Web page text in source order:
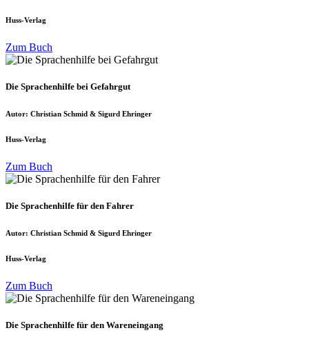
Huss-Verlag
Zum Buch
Die Sprachenhilfe bei Gefahrgut
Autor: Christian Schmid & Sigurd Ehringer
Huss-Verlag
Zum Buch
Die Sprachenhilfe für den Fahrer
Autor: Christian Schmid & Sigurd Ehringer
Huss-Verlag
Zum Buch
Die Sprachenhilfe für den Wareneingang